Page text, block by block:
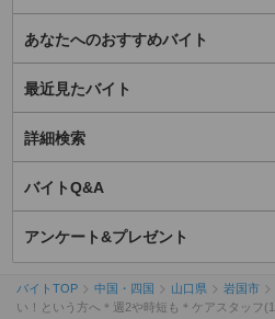
あなたへのおすすめバイト
最近見たバイト
詳細検索
バイトQ&A
アンケート&プレゼント
バイトTOP 中国・四国 山口県 岩国市
い！という方へ＊週2や時短も＊ケアスタッフ